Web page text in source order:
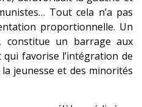
Tout cela n’a pas
proportionnelle. Un
constitue un barrage aux
favorise l’intégration de
jeunesse et des minorités